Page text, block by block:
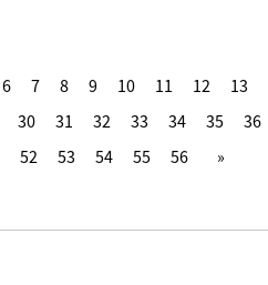
6 7 8 9 10 11 12 13
30
31 32 33 34 35 36
52
53 54 55 56